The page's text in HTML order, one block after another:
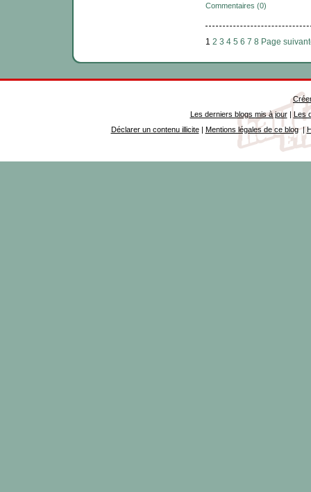
Commentaires (0)
1 2 3 4 5 6 7 8 Page
Les derniers blogs mis à jour| Les
Déclarer un contenu illicite| Mentions légales de ce blog|